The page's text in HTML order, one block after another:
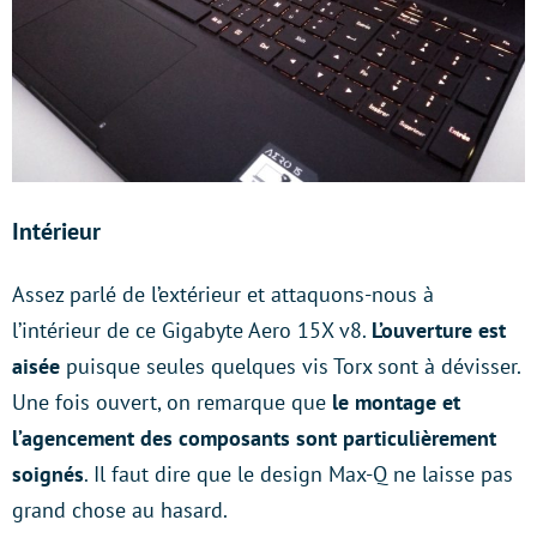
Intérieur
Assez parlé de l’extérieur et attaquons-nous à
l’intérieur de ce Gigabyte Aero 15X v8. L’ouverture est
aisée puisque seules quelques vis Torx sont à dévisser.
Une fois ouvert, on remarque que le montage et
l’agencement des composants sont particulièrement
soignés. Il faut dire que le design Max-Q ne laisse pas
grand chose au hasard.